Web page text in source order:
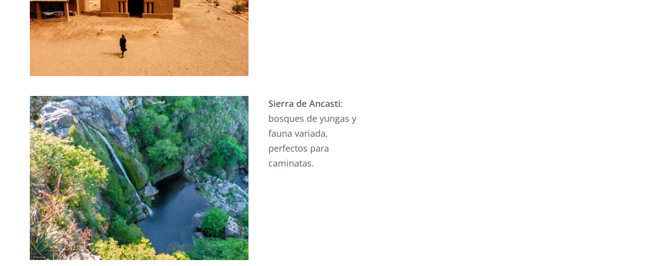
Sierra de Ancasti:
bosques de yungas y
fauna variada,
perfectos para
caminatas.